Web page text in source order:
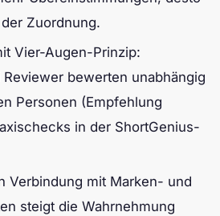
Zuordnung.
Vier-Augen-Prinzip:
bewerten unabhängig
Personen (Empfehlung
in der ShortGenius-
Verbindung mit Marken- und
steigt die Wahrnehmung